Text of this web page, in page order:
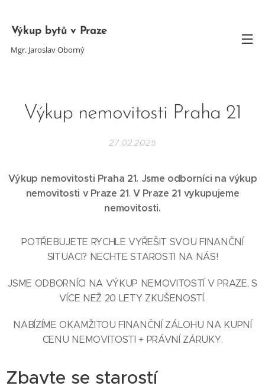
Výkup bytů v Praze
Mgr. Jaroslav Oborný
Výkup nemovitosti Praha 21
27.02.2025
Výkup nemovitosti Praha 21. Jsme odborníci na výkup
nemovitosti v Praze 21. V Praze 21 vykupujeme
nemovitosti.
POTŘEBUJETE RYCHLE VYŘEŠIT SVOU FINANČNÍ
SITUACI? NECHTE STAROSTI NA NÁS!
JSME ODBORNÍCI NA VÝKUP NEMOVITOSTÍ V PRAZE, S
VÍCE NEŽ 20 LETY ZKUŠENOSTÍ.
NABÍZÍME OKAMŽITOU FINANČNÍ ZÁLOHU NA KUPNÍ
CENU NEMOVITOSTI + PRÁVNÍ ZÁRUKY.
Zbavte se starostí